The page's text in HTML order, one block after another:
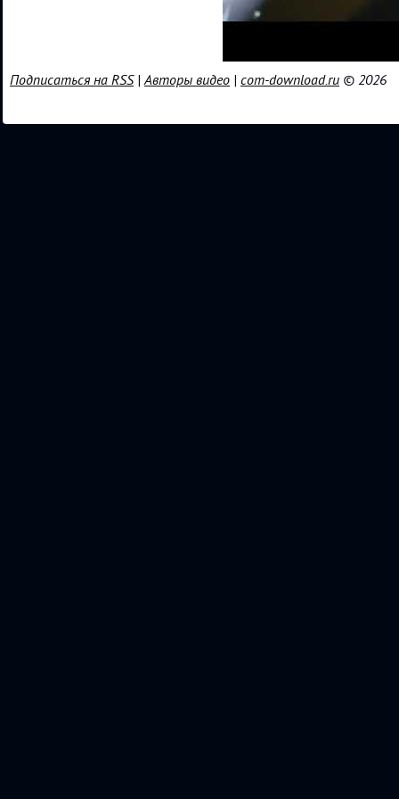
Подписаться на RSS|Авторы видео | com-download.ru © 2026